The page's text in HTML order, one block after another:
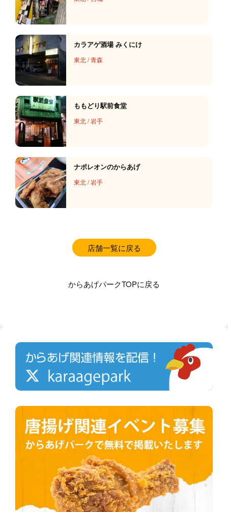
カラアゲ酒場 みくにけ
東北/青森
ももどり駅前食堂
東北/岩手
ナポレオンのからあげ
東北/岩手
店舗一覧に戻る
からあげパークTOPに戻る